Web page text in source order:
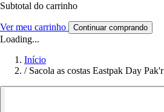
Subtotal do carrinho
Ver meu carrinho Continuar comprando
Loading...
Início
/ Sacola as costas Eastpak Day Pak'r